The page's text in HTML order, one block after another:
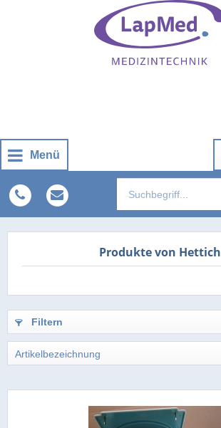
Menü
Produkte von Hettich
Filtern